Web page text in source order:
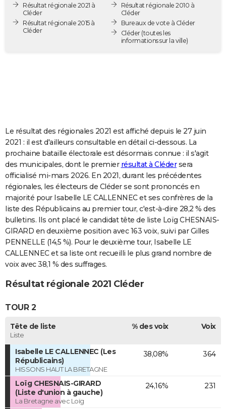
Destinations
City break
Voyage nature
Voyage de noces
Forum
PHOTO
GUIDES D'ACHAT
COPAINS D'AVANT
S'inscrire
Se connecter
Lycées
Collèges
Primaires
Universités
Entreprises
Service militaire
Avis de recherche
AVIS DE DÉCÈS
FORUM
Bricolage
Lifestyle
Culture
Sport
Auto
Television
Voyage
Cinema
Résultat régionale 2021 à
Cléder
Résultat régionale 2015 à
Cléder
Résultat régionale 2010 à
Cléder
Bureaux de vote à Cléder
Cléder(toutes les
informations sur la ville)
Le résultat des régionales 2021 est affiché depuis le 27 juin
2021 : il est d'ailleurs consultable en détail ci-dessous. La
prochaine bataille électorale est désormais connue : il s'agit
des municipales, dont le premier résultat à Clédersera
officialisé mi-mars 2026. En 2021, durant les précédentes
régionales, les électeurs de Cléder se sont prononcés en
majorité pour Isabelle LE CALLENNEC et ses confrères de la
liste des Républicains au premier tour, c'est-à-dire 28,2 % des
bulletins. Ils ont placé le candidat tête de liste Loïg CHESNAIS-
GIRARD en deuxième position avec 163 voix, suivi par Gilles
PENNELLE (14,5 %). Pour le deuxième tour, Isabelle LE
CALLENNEC et sa liste ont recueilli le plus grand nombre de
voix avec 38,1 % des suffrages.
Résultat régionale 2021 Cléder
TOUR 2
Tête de liste
Liste
% des voix Voix
Isabelle LE CALLENNEC (Les
Républicains)
HISSONS HAUT LA BRETAGNE
38,08% 364
Loïg CHESNAIS-GIRARD
(Liste d'union à gauche)
La Bretagne avec Loïg
24,16% 231